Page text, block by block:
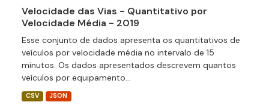
Velocidade das Vias - Quantitativo por
Velocidade Média - 2019
Esse conjunto de dados apresenta os quantitativos de
veículos por velocidade média no intervalo de 15
minutos. Os dados apresentados descrevem quantos
veículos por equipamento...
CSV JSON